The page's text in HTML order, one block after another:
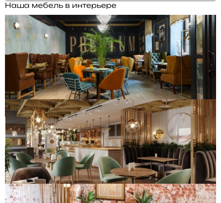
Наша мебель в интерьере